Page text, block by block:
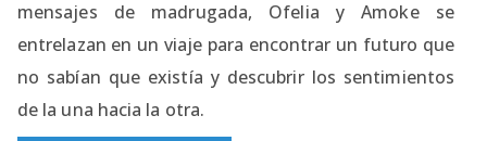
mensajes de madrugada, Ofelia y Amoke se
entrelazan en un viaje para encontrar un futuro que
no sabían que existía y descubrir los sentimientos
de la una hacia la otra.